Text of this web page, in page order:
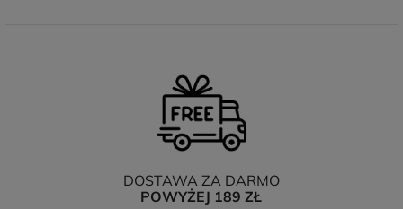
DOSTAWA ZA DARMO
POWYŻEJ 189 ZŁ